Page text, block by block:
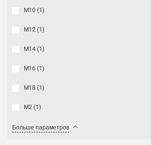
М10 (1 )
М12 (1 )
М14 (1 )
М16 (1 )
М18 (1 )
М2 (1 )
Больше параметров